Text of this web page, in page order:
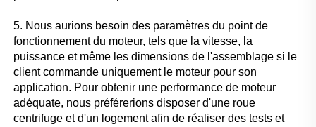
5. Nous aurions besoin des paramètres du point de
fonctionnement du moteur, tels que la vitesse, la
puissance et même les dimensions de l'assemblage si le
client commande uniquement le moteur pour son
application. Pour obtenir une performance de moteur
adéquate, nous préférerions disposer d'une roue
centrifuge et d'un logement afin de réaliser des tests et